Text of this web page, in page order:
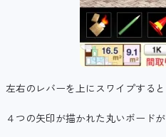
左右のレバーを上にスワイプすると
４つの矢印が描かれた丸いボードが